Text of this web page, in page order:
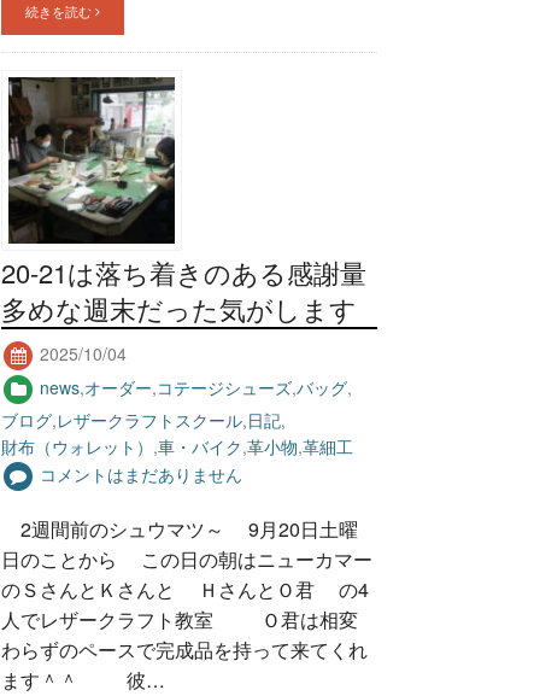
続きを読む
20-21は落ち着きのある感謝量
多めな週末だった気がします
2025/10/04
news,オーダー,コテージシューズ,バッグ,
ブログ,レザークラフトスクール,日記,
財布（ウォレット） ,車・バイク,革小物,革細工
コメントはまだありません
2週間前のシュウマツ～ 9月20日土曜
日のことから この日の朝はニューカマー
のＳさんとＫさんと ＨさんとＯ君 の4
人でレザークラフト教室 Ｏ君は相変
わらずのペースで完成品を持って来てくれ
ます＾＾ 彼…